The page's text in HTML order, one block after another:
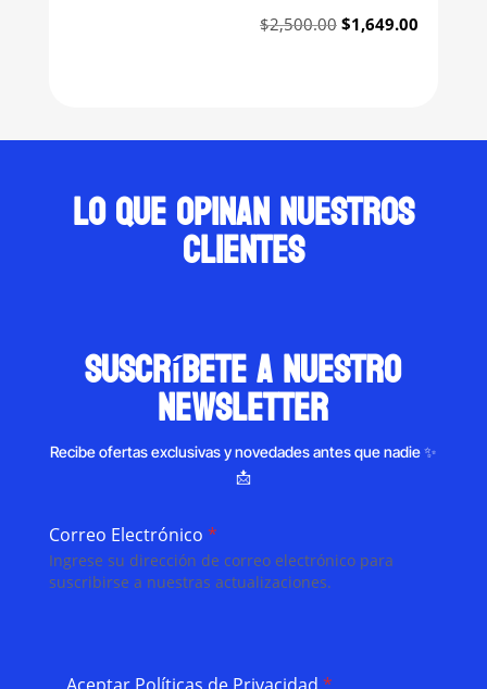
$2,500.00 Original
$1,649.00Current
Lo que opinan nuestros
clientes
suscríbete a nuestro
newsletter
Recibe ofertas exclusivas y novedades antes que nadie ✨
📩
Correo Electrónico *
Ingrese su dirección de correo electrónico para
suscribirse a nuestras actualizaciones.